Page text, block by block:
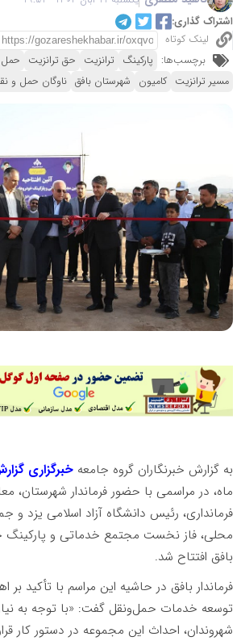
اشتراک گذاری:
لینک کوتاه
برچسب‌ها: پارکینگ ترانزیت حق ترانزیت
مسیر ترانزیت کامیون شهرستان بافق ناوگان حمل و
به گزارش خبرنگاران گروه جامعهخبرگزاری
ماه، در مراسمی با حضور فرماندار شهرستان،
فرمانداری، رئیس دانشگاه آزاد اسلامی یزد و
محلی، فاز نخست مجتمع خدماتی و پارکینگ
بافق افتتاح شد.
فرماندار بافق در حاشیه این مراسم با تأکید بر
توسعه خدمات حمل‌ونقل گفت: «با توجه به نیاز
شهروندان، احداث این مجموعه در دستور کار